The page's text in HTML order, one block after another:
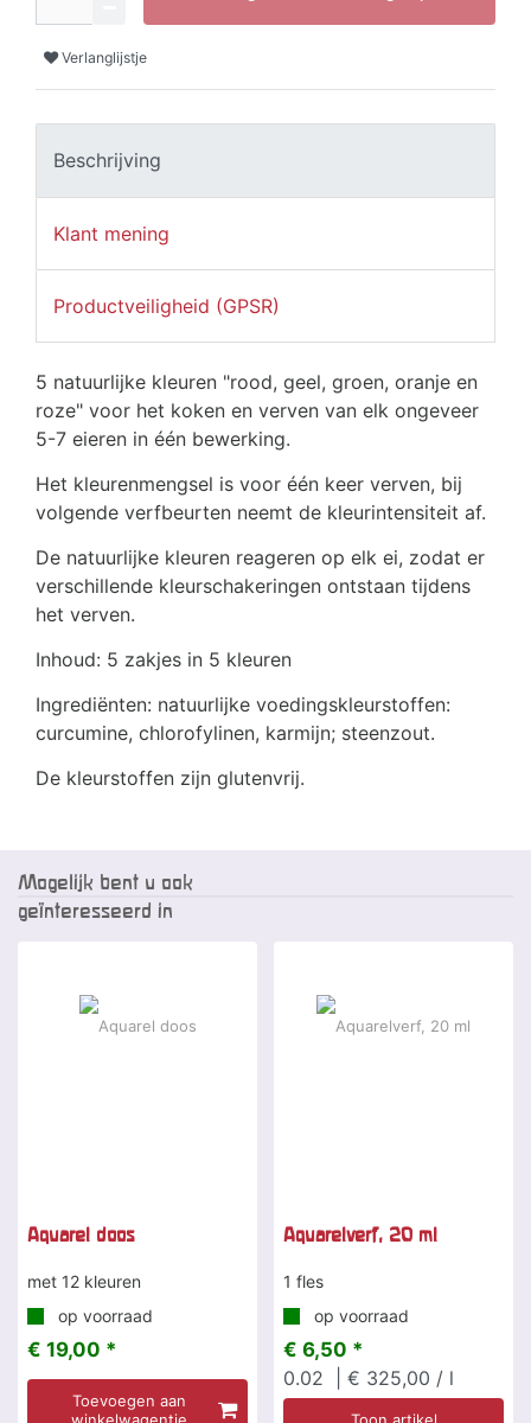
Verlanglijstje
Beschrijving
Klant mening
Productveiligheid (GPSR)
5 natuurlijke kleuren "rood, geel, groen, oranje en
roze" voor het koken en verven van elk ongeveer
5-7 eieren in één bewerking.
Het kleurenmengsel is voor één keer verven, bij
volgende verfbeurten neemt de kleurintensiteit af.
De natuurlijke kleuren reageren op elk ei, zodat er
verschillende kleurschakeringen ontstaan tijdens
het verven.
Inhoud: 5 zakjes in 5 kleuren
Ingrediënten: natuurlijke voedingskleurstoffen:
curcumine, chlorofylinen, karmijn; steenzout.
De kleurstoffen zijn glutenvrij.
Mogelijk bent u ook
geïnteresseerd in
Aquarel doos
met 12 kleuren
op voorraad
€ 19,00 *
Toevoegen aan
Aquarelverf, 20 ml
1 fles
op voorraad
€ 6,50 *
0.02
| € 325,00 / l